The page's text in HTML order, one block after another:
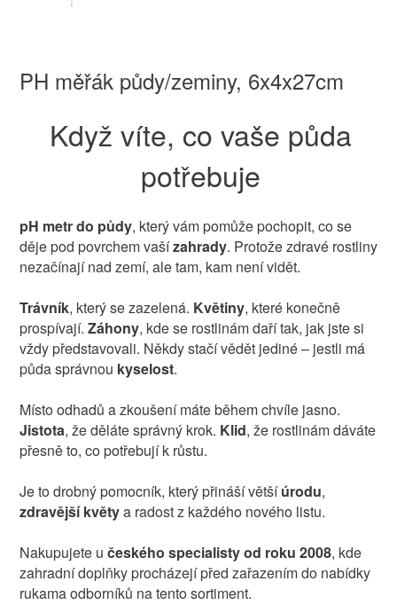
PH měřák půdy/zeminy, 6x4x27cm
Když víte, co vaše půda
potřebuje
pH metr do půdy, který vám pomůže pochopit, co se
děje pod povrchem vašízahrady. Protože zdravé rostliny
nezačínají nad zemí, ale tam, kam není vidět.
Trávník, který se zazelená. Květiny, které konečně
prospívají. Záhony, kde se rostlinám daří tak, jak jste si
vždy představovali. Někdy stačí vědět jediné – jestli má
půda správnou kyselost.
Místo odhadů a zkoušení máte během chvíle jasno.
Jistota, že děláte správný krok. Klid, že rostlinám dáváte
přesně to, co potřebují k růstu.
Je to drobný pomocník, který přináší většíúrodu,
zdravější květya radost z každého nového listu.
Nakupujete u českého specialisty od roku 2008, kde
zahradní doplňky procházejí před zařazením do nabídky
rukama odborníků na tento sortiment.